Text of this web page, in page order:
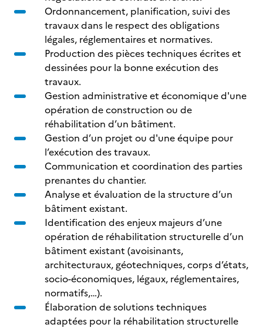
Ordonnancement, planification, suivi des
travaux dans le respect des obligations
légales, réglementaires et normatives.
Production des pièces techniques écrites et
dessinées pour la bonne exécution des
travaux.
Gestion administrative et économique d'une
opération de construction ou de
réhabilitation d’un bâtiment.
Gestion d’un projet ou d'une équipe pour
l’exécution des travaux.
Communication et coordination des parties
prenantes du chantier.
Analyse et évaluation de la structure d’un
bâtiment existant.
Identification des enjeux majeurs d’une
opération de réhabilitation structurelle d’un
bâtiment existant (avoisinants,
architecturaux, géotechniques, corps d’états,
socio-économiques, légaux, réglementaires,
normatifs,…).
Élaboration de solutions techniques
adaptées pour la réhabilitation structurelle